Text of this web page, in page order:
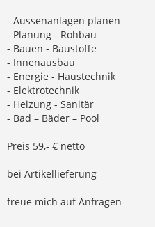
- Aussenanlagen planen
- Planung - Rohbau
- Bauen - Baustoffe
- Innenausbau
- Energie - Haustechnik
- Elektrotechnik
- Heizung - Sanitär
- Bad – Bäder – Pool
Preis 59,- € netto
bei Artikellieferung
freue mich auf Anfragen